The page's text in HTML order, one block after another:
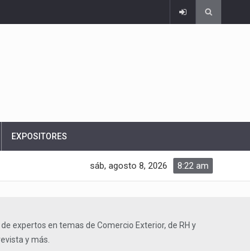
EXPOSITORES
8:22 am
sáb, agosto 8, 2026
expertos en temas de Comercio Exterior, de RH y
y más.